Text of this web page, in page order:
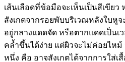
เส้นเลือดที่ข้อมือจะเห็นเป็นสีเขียว
สังเกตจากรอยพับบริเวณหลังใบหูจ
อยู่กลางแดดจัด หรือตากแดดเป็นเ
คล้ำขึ้นได้ง่าย แต่ผิวจะไม่ค่อยไห
หนึ่ง คือ อาจสังเกตได้จากการใส่